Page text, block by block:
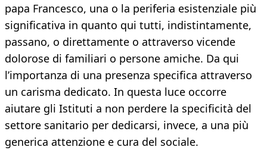
papa Francesco, una o la periferia esistenziale più
significativa in quanto qui tutti, indistintamente,
passano, o direttamente o attraverso vicende
dolorose di familiari o persone amiche. Da qui
l’importanza di una presenza specifica attraverso
un carisma dedicato. In questa luce occorre
aiutare gli Istituti a non perdere la specificità del
settore sanitario per dedicarsi, invece, a una più
generica attenzione e cura del sociale.